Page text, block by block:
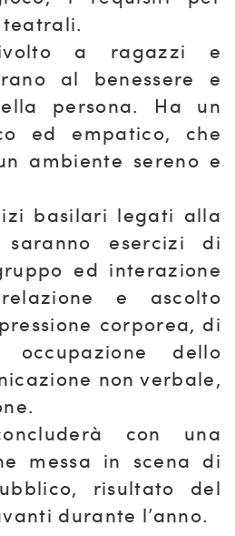
a ragazzi e
al benessere e
persona. Ha un
ed empatico, che
ambiente sereno e
basilari legati alla
esercizi di
ed interazione
e ascolto
corporea, di
occupazione dello
non verbale,
con una
messa in scena di
risultato del
durante l’anno.